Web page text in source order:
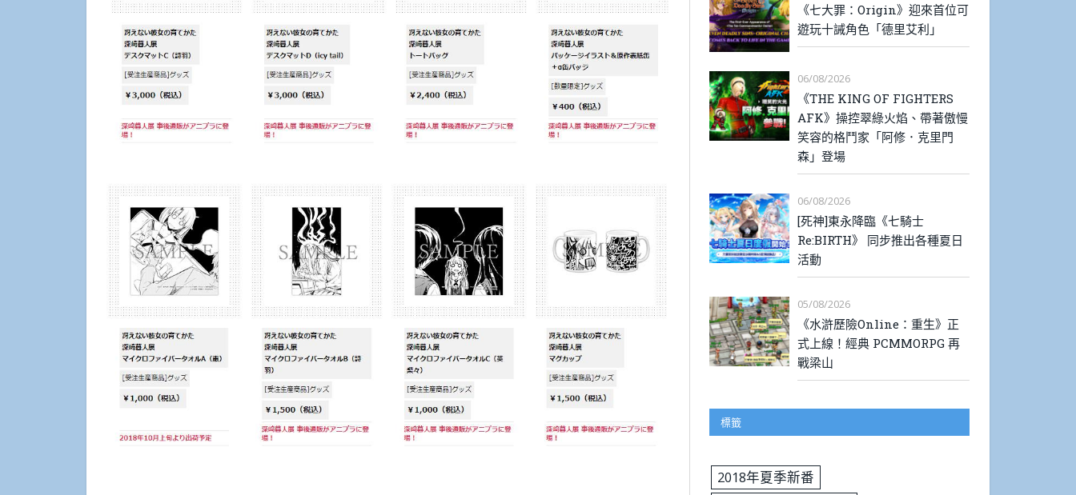
《七大罪：Origin》迎來首位可
遊玩十誡角色「德里艾利」
06/08/2026
《THE KING OF FIGHTERS
AFK》操控翠綠火焰、帶著傲慢
笑容的格鬥家「阿修．克里門
森」登場
06/08/2026
[死神]東永降臨《七騎士
Re:BIRTH》 同步推出各種夏日
活動
05/08/2026
《水滸歷險Online：重生》正
式上線！經典 PCMMORPG 再
戰梁山
標籤
2018年夏季新番